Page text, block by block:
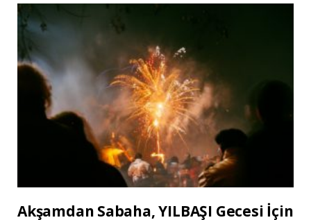
Akşamdan Sabaha, YILBAŞI Gecesi İçin